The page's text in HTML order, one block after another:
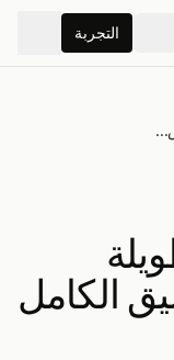
التجربة
فساتين الضيوف الطويلة للأعراس: دليل التنسيق الكامل 2026
الكامل